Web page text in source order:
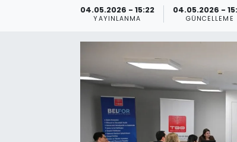
04.05.2026 - 15:22
YAYINLANMA
04.05.2026 -
GÜNCELLEME